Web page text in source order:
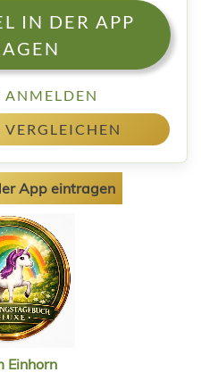
IN DER APP
ANMELDEN
App eintragen
Einhorn